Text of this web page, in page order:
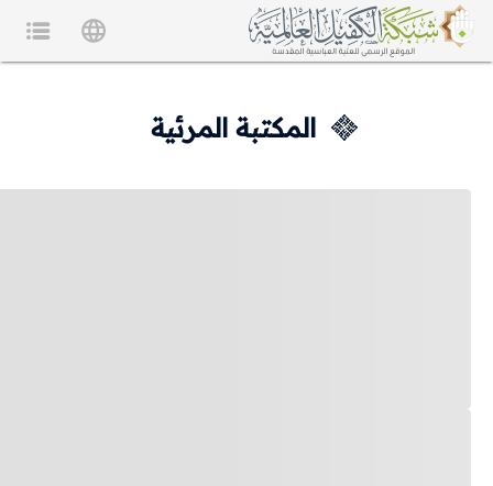
المكتبة المرئية